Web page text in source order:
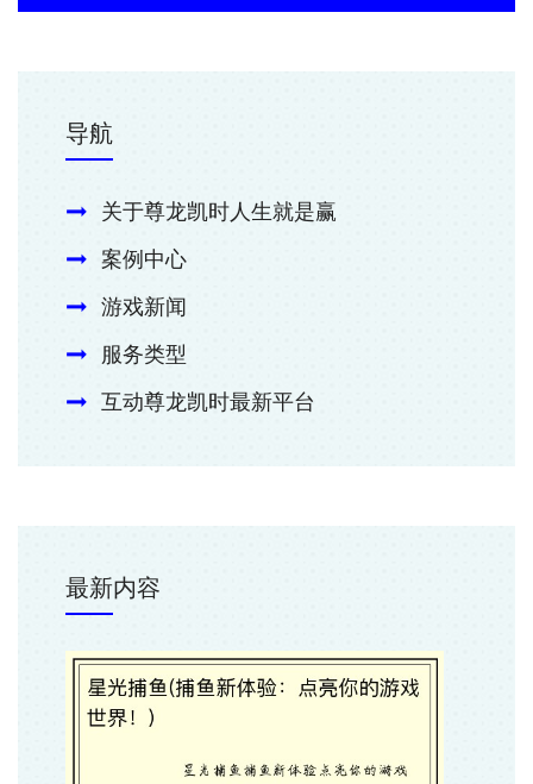
导航
关于尊龙凯时人生就是赢
案例中心
游戏新闻
服务类型
互动尊龙凯时最新平台
最新内容